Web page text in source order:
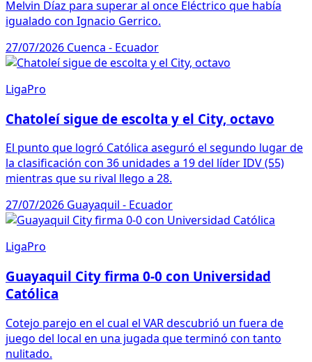
Melvin Díaz para superar al once Eléctrico que había
igualado con Ignacio Gerrico.
27/07/2026 Cuenca - Ecuador
LigaPro
Chatoleí sigue de escolta y el City, octavo
El punto que logró Católica aseguró el segundo lugar de
la clasificación con 36 unidades a 19 del líder IDV (55)
mientras que su rival llego a 28.
27/07/2026 Guayaquil - Ecuador
LigaPro
Guayaquil City firma 0-0 con Universidad
Católica
Cotejo parejo en el cual el VAR descubrió un fuera de
juego del local en una jugada que terminó con tanto
nulitado.